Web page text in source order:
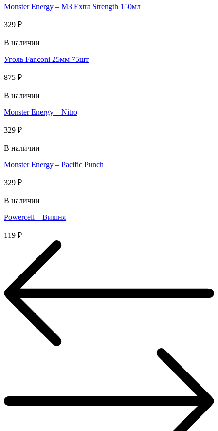
Monster Energy – M3 Extra Strength 150мл
329 ₽
В наличии
Уголь Fanconi 25мм 75шт
875 ₽
В наличии
Monster Energy – Nitro
329 ₽
В наличии
Monster Energy – Pacific Punch
329 ₽
В наличии
Powercell – Вишня
119 ₽